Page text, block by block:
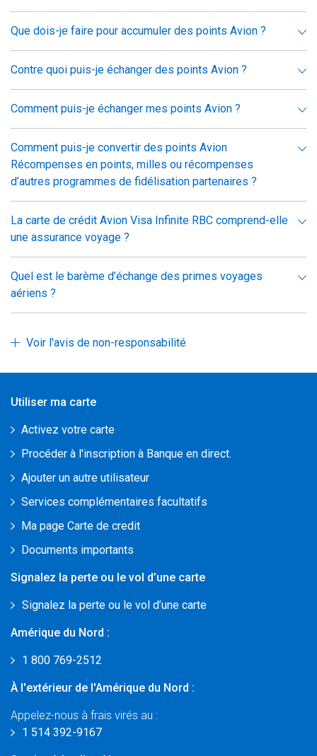
Que dois-je faire pour accumuler des points Avion ?
Contre quoi puis-je échanger des points Avion ?
Comment puis-je échanger mes points Avion ?
Comment puis-je convertir des points Avion
Récompenses en points, milles ou récompenses
d’autres programmes de fidélisation partenaires ?
La carte de crédit Avion Visa Infinite RBC comprend-elle
une assurance voyage ?
Quel est le barème d’échange des primes voyages
aériens ?
Voir l'avis de non-responsabilité
Utiliser ma carte
Activez votre carte
Procéder à l'inscription à Banque en direct.
Ajouter un autre utilisateur
Services complémentaires facultatifs
Ma page Carte de credit
Documents importants
Signalez la perte ou le vol d’une carte
Signalez la perte ou le vol d’une carte
Amérique du Nord :
1 800 769-2512
À l'extérieur de l'Amérique du Nord :
Appelez-nous à frais virés au :
1 514 392-9167